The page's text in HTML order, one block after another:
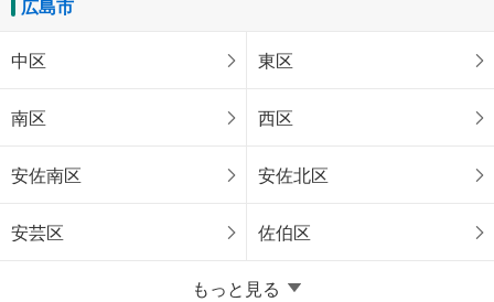
広島市
中区 東区
南区 西区
安佐南区 安佐北区
安芸区 佐伯区
広島県のそのほかの地域もっと見る